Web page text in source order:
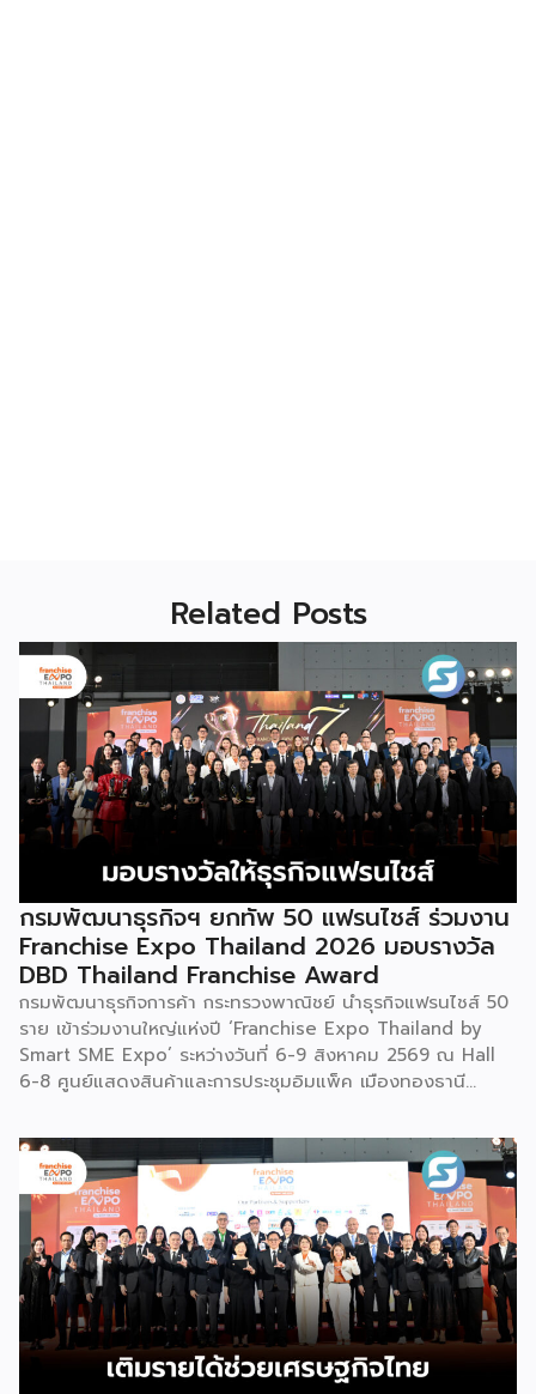
Related Posts
กรมพัฒนาธุรกิจฯ ยกทัพ 50 แฟรนไชส์ ร่วมงาน
Franchise Expo Thailand 2026 มอบรางวัล
DBD Thailand Franchise Award
กรมพัฒนาธุรกิจการค้า กระทรวงพาณิชย์ นำธุรกิจแฟรนไชส์ 50
ราย เข้าร่วมงานใหญ่แห่งปี ‘Franchise Expo Thailand by
Smart SME Expo’ ระหว่างวันที่ 6-9 สิงหาคม 2569 ณ Hall
6-8 ศูนย์แสดงสินค้าและการประชุมอิมแพ็ค เมืองทองธานี
2026 ให้แก่ผู้ประกอบธุรกิจแฟรนไชส์ที่อยู่ในการส่งเสริมสนับสนุน
ของกรมฯ นายพูนพงษ์ นัยนาภากรณ์ อธิบดีกรมพัฒนาธุรกิจ
การค้า กระทรวงพาณิชย์ เปิดเผยภายหลังเป็นประธานเปิดงาน
“งานแฟรนไชส์ เอ็กซ์โป ไทยแลนด์ บาย สมาร์ท เอสเอ็มอี เอ็กซ์
โป (Franchise Expo Thailand by Smart SME Expo)” ซึ่ง
เป็นงานแสดงธุรกิจแฟรนไชส์ชั้นนำที่จัดขึ้นโดย บริษัท พีเอ็มจี
คอร์ปอเรชัน จำกัด เพื่อยกระดับศักยภาพของผู้ประกอบการและ
เจ้าของธุรกิจที่ต้องการขยายกิจการผ่านระบบแฟรนไชส์ […]